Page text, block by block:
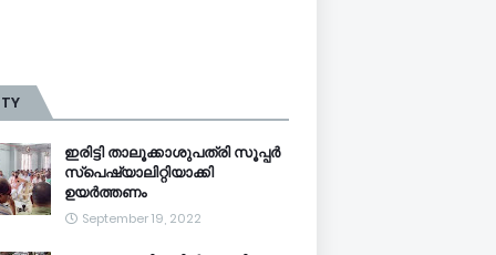
ഇരിട്ടി താലൂക്കാശുപത്രി സൂപ്പർ
സ്‌പെഷ്യാലിറ്റിയാക്കി
ഉയർത്തണം
September 19, 2022